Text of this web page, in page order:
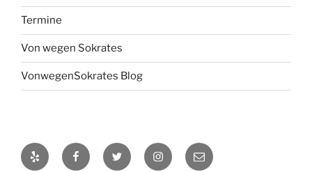
Termine
Von wegen Sokrates
VonwegenSokrates Blog
Yelp FacebookTwitter Instagram
E-
Mail